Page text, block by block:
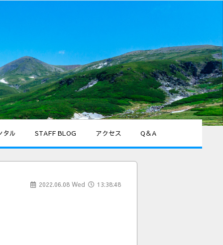
タル STAFF BLOG アクセス Q＆A
2022.06.08 Wed 13:38:48